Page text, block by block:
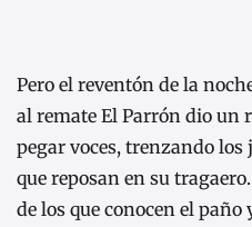
Pero el reventón de la
al remate El Parrón dio un
pegar voces, trenzando
que reposan en su
de los que conocen el